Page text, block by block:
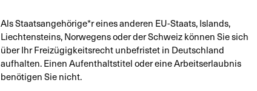
Als Staatsangehörige*r eines anderen EU-Staats, Islands,
Liechtensteins, Norwegens oder der Schweiz können Sie sich
über Ihr Freizügigkeitsrecht unbefristet in Deutschland
aufhalten. Einen Aufenthaltstitel oder eine Arbeitserlaubnis
benötigen Sie nicht.